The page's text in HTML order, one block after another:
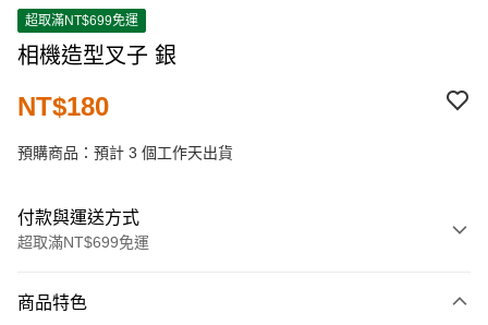
超取滿NT$699免運
相機造型叉子 銀
NT$180
預購商品：預計 3 個工作天出貨
付款與運送方式
超取滿NT$699免運
信用卡一次付款
商品特色